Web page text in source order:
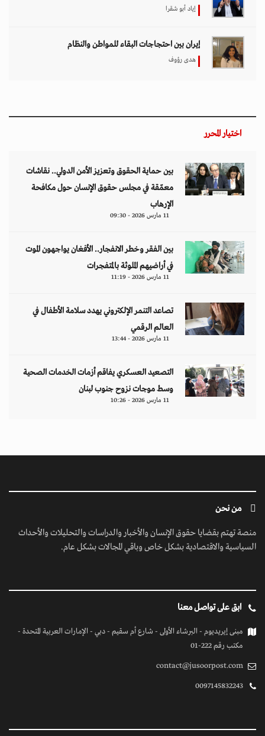
إياد أبو شقرا
إيران بين احتجاجات البقاء للمواطن والنظام
هدى رؤوف
اختيار المحرر
بين حماية الحقوق وتعزيز الأمن الدولي.. نقاشات
معمّقة في مجلس حقوق الإنسان حول مكافحة
الإرهاب
11 مارس 2026 - 09:30
بين الفقر وخطر الانفجار.. الأفغان يواجهون الموت
في أراضيهم الملوثة بالمتفجرات
11 مارس 2026 - 11:19
تصاعد التنمر الإلكتروني يهدد سلامة الأطفال في
العالم الرقمي
11 مارس 2026 - 13:44
التصعيد العسكري يفاقم أزمات الخدمات الصحية
وسط موجات نزوح جنوب لبنان
11 مارس 2026 - 10:26
من نحن
منصة تهتم بقضايا حقوق الإنسان والأخبار والدراسات والتحليلات والأحداث
السياسية والاقتصادية بشكل خاص وباقي المجالات بشكل عام.
ابق على تواصل معنا
مبنى إيريديوم - البرشاء الأولى - شارع أم سقيم - دبي - الإمارات العربية المتحدة -
مكتب رقم 222-01
contact@jusoorpost.com
0097145832243